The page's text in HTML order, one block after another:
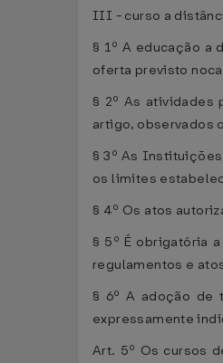
III - curso a
§ 1º A educação a
oferta previsto
§ 2º As
artigo, observados
§ 3º As
os limites
§ 4º Os atos
§ 5º É obrigatória
regulamentos e
§ 6º A adoção de
expressamente
Art. 5º Os cursos